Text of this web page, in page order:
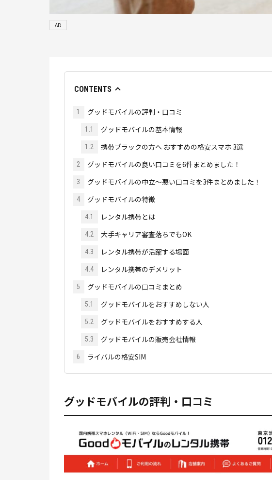
AD
CONTENTS
1 グッドモバイルの評判・口コミ
1.1 グッドモバイルの基本情報
1.2 携帯ブラックの方へ おすすめの格安スマホ 3選
2 グッドモバイルの良い口コミを6件まとめました！
3 グッドモバイルの中立～悪い口コミを3件まとめました！
4 グッドモバイルの特徴
4.1 レンタル携帯とは
4.2 大手キャリア審査落ちでもOK
4.3 レンタル携帯が活躍する場面
4.4 レンタル携帯のデメリット
5 グッドモバイルの口コミまとめ
5.1 グッドモバイルをおすすめしない人
5.2 グッドモバイルをおすすめする人
5.3 グッドモバイルの販売会社情報
6 ライバルの格安SIM
グッドモバイルの評判・口コミ